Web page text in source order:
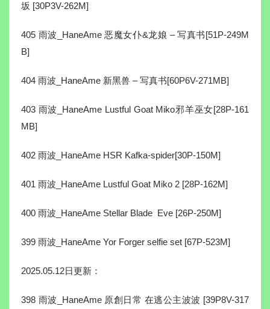
坂 [30P3V-262M]
405 雨波_HaneAme 恶魔女仆&龙娘 – 写真书[51P-249M
B]
404 雨波_HaneAme 新黑兽 – 写真书[60P6V-271MB]
403 雨波_HaneAme Lustful Goat Miko邪羊巫女[28P-161
MB]
402 雨波_HaneAme HSR Kafka-spider[30P-150M]
401 雨波_HaneAme Lustful Goat Miko 2 [28P-162M]
400 雨波_HaneAme Stellar Blade Eve [26P-250M]
399 雨波_HaneAme Yor Forger selfie set [67P-523M]
2025.05.12日更新：
398 雨波_HaneAme 原創日常 在逃公主波波 [39P8V-317